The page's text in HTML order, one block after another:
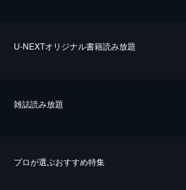
U-NEXTオリジナル書籍読み放題
雑誌読み放題
プロが選ぶおすすめ特集